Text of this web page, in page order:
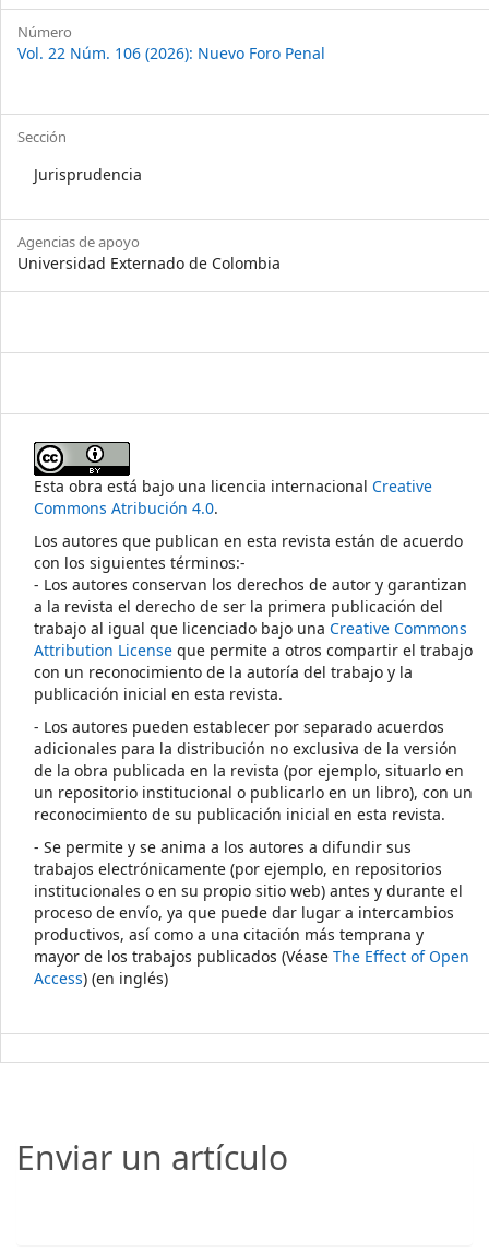
Número
Vol. 22 Núm. 106 (2026): Nuevo Foro Penal
Sección
Jurisprudencia
Agencias de apoyo
Universidad Externado de Colombia
Esta obra está bajo una licencia internacional Creative
Commons Atribución 4.0.
Los autores que publican en esta revista están de acuerdo
con los siguientes términos:-
- Los autores conservan los derechos de autor y garantizan
a la revista el derecho de ser la primera publicación del
trabajo al igual que licenciado bajo una Creative Commons
Attribution License que permite a otros compartir el trabajo
con un reconocimiento de la autoría del trabajo y la
publicación inicial en esta revista.
- Los autores pueden establecer por separado acuerdos
adicionales para la distribución no exclusiva de la versión
de la obra publicada en la revista (por ejemplo, situarlo en
un repositorio institucional o publicarlo en un libro), con un
reconocimiento de su publicación inicial en esta revista.
- Se permite y se anima a los autores a difundir sus
trabajos electrónicamente (por ejemplo, en repositorios
institucionales o en su propio sitio web) antes y durante el
proceso de envío, ya que puede dar lugar a intercambios
productivos, así como a una citación más temprana y
mayor de los trabajos publicados (Véase The Effect of Open
Access) (en inglés)
Enviar un artículo